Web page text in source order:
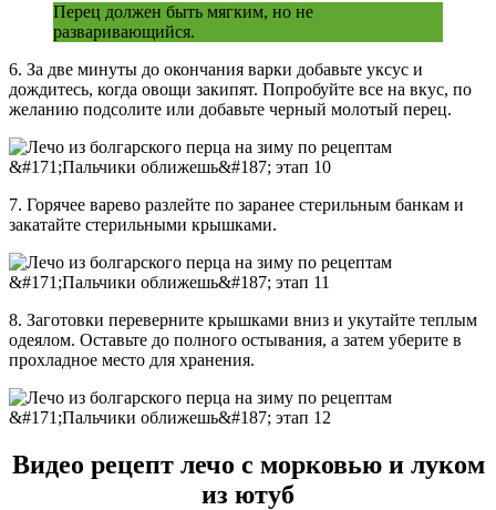
Перец должен быть мягким, но не
разваривающийся.
6. За две минуты до окончания варки добавьте уксус и
дождитесь, когда овощи закипят. Попробуйте все на вкус, по
желанию подсолите или добавьте черный молотый перец.
7. Горячее варево разлейте по заранее стерильным банкам и
закатайте стерильными крышками.
8. Заготовки переверните крышками вниз и укутайте теплым
одеялом. Оставьте до полного остывания, а затем уберите в
прохладное место для хранения.
Видео рецепт лечо с морковью и луком
из ютуб